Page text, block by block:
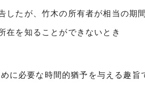
たが、竹木の所有者が相当の期
在を知ることができないとき
に必要な時間的猶予を与える趣旨